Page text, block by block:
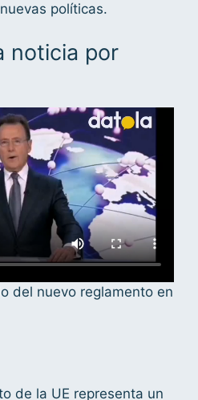
políticas.
noticia por
del nuevo reglamento en
de la UE representa un